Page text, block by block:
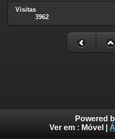
Visitas
3962
Powered
Ver em : Móvel